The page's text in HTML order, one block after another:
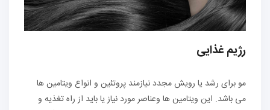
رژیم غذایی
مو برای رشد یا رویش مجدد نیازمند پروتئین و انواع ویتامین ها
می باشد. این ویتامین ها وعناصر مورد نیاز یا باید از راه تغذیه و